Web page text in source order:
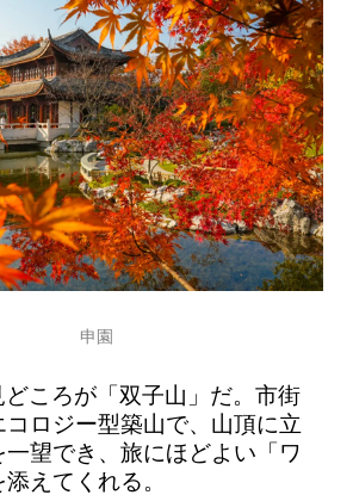
申園
どころが「双子山」だ。市街
ロジー型築山で、山頂に立
望でき、旅にほどよい「ワ
えてくれる。